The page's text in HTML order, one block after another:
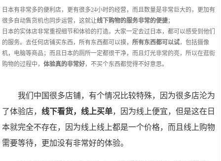
日本有非常多的便利店，更有很多24小时的经营，而且数量是非常巨大的，更加有
很多自动售货机也同步运营，这就让线下购物的服务非常的便捷；
日本的实体店非常重视细节和体验的打造。大家一定去过日本，都可以感受到他们
的服务。去任何店铺买东西，所有东西都可以摸，所有东西都可以试，包括摄像
机，电脑等商品；而且日本的厕所一定都很干净，而且灯光非常的亮，所以在逛街
购物的过程中，体验真的非常好，不买个东西都觉得不好意思。
我们中国很多店铺，有个情况比较特殊，因为很多店沦为
了体验店，线下看货，线上买单，因为线上便宜，但是这在日
本就完全不存在，因为线上线上都是一个价格，而且线上购物
需要等待，更加没有非常好的体验。